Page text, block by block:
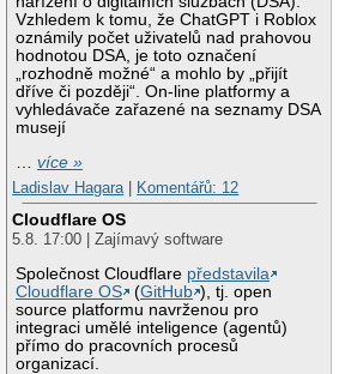
Vzhledem k tomu, že ChatGPT i Roblox
oznámily počet uživatelů nad prahovou
hodnotou DSA, je toto označení
„rozhodně možné“ a mohlo by „přijít
dříve či později“. On-line platformy a
vyhledávače zařazené na seznamy DSA
musejí
…více »
Ladislav Hagara| Komentářů: 12
Cloudflare OS
5.8. 17:00 | Zajímavý software
Společnost Cloudflare představila
Cloudflare OS
(GitHub ), tj. open
source platformu navrženou pro
integraci umělé inteligence (agentů)
přímo do pracovních procesů
organizací.